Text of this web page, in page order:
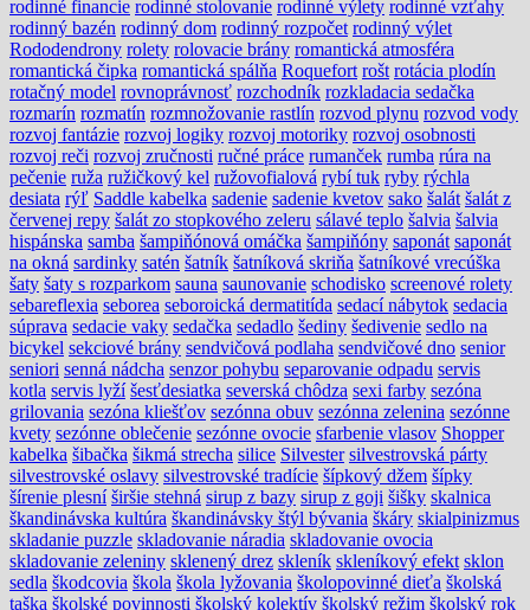
rodinné financie rodinné stolovanie rodinné výlety rodinné vzťahy
rodinný bazén rodinný dom rodinný rozpočet rodinný výlet
Rododendrony rolety rolovacie brány romantická atmosféra
romantická čipka romantická spálňa Roquefort rošt rotácia plodín
rotačný model rovnoprávnosť rozchodník rozkladacia sedačka
rozmarín rozmatín rozmnožovanie rastlín rozvod plynu rozvod vody
rozvoj fantázie rozvoj logiky rozvoj motoriky rozvoj osobnosti
rozvoj reči rozvoj zručnosti ručné práce rumanček rumba rúra na
pečenie ruža ružičkový kel ružovofialová rybí tuk ryby rýchla
desiata rýľ Saddle kabelka sadenie sadenie kvetov sako šalát šalát z
červenej repy šalát zo stopkového zeleru sálavé teplo šalvia šalvia
hispánska samba šampiňónová omáčka šampiňóny saponát saponát
na okná sardinky satén šatník šatníková skriňa šatníkové vrecúška
šaty šaty s rozparkom sauna saunovanie schodisko screenové rolety
sebareflexia seborea seboroická dermatitída sedací nábytok sedacia
súprava sedacie vaky sedačka sedadlo šediny šedivenie sedlo na
bicykel sekciové brány sendvičová podlaha sendvičové dno senior
seniori senná nádcha senzor pohybu separovanie odpadu servis
kotla servis lyží šesťdesiatka severská chôdza sexi farby sezóna
grilovania sezóna kliešťov sezónna obuv sezónna zelenina sezónne
kvety sezónne oblečenie sezónne ovocie sfarbenie vlasov Shopper
kabelka šibačka šikmá strecha silice Silvester silvestrovská párty
silvestrovské oslavy silvestrovské tradície šípkový džem šípky
šírenie plesní širšie stehná sirup z bazy sirup z goji šišky skalnica
škandinávska kultúra škandinávsky štýl bývania škáry skialpinizmus
skladanie puzzle skladovanie náradia skladovanie ovocia
skladovanie zeleniny sklenený drez skleník skleníkový efekt sklon
sedla škodcovia škola škola lyžovania školopovinné dieťa školská
taška školské povinnosti školský kolektív školský režim školský rok